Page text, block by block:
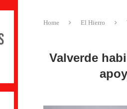
Home El Hierro
Valverde